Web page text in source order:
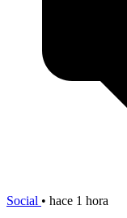
Social • hace 1 hora